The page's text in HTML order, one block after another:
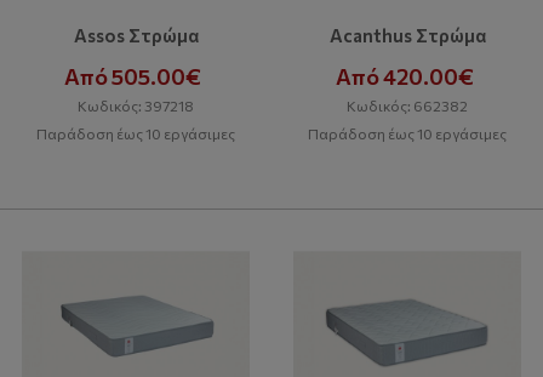
Assos Στρώμα
Από 505.00€
Κωδικός: 397218
Παράδοση έως 10 εργάσιμες
Αcanthus Στρώμα
Από 420.00€
Κωδικός: 662382
Παράδοση έως 10 εργάσιμες